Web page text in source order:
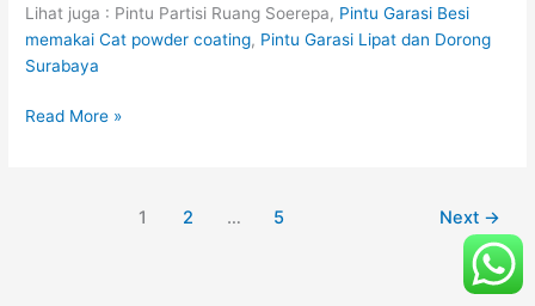
Lihat juga : Pintu Partisi Ruang Soerepa, Pintu Garasi Besi
memakai Cat powder coating, Pintu Garasi Lipat dan Dorong
Surabaya
Read More »
1 2 … 5 Next →